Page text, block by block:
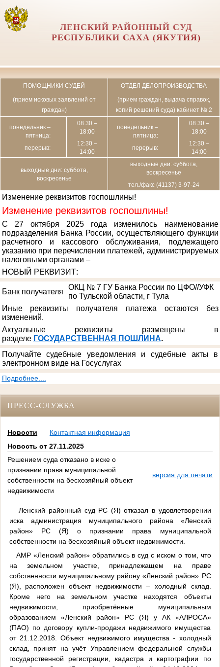
ЛЕНСКИЙ РАЙОННЫЙ СУД
РЕСПУБЛИКИ САХА (ЯКУТИЯ)
ПОМОЩНИКИ СУДЕЙ
(прием исковых заявлений от
граждан)
ОТДЕЛ ДЕЛОПРОИЗВОДСТВА
(прием граждан, выдача справок,
копий решений суда) кабинет № 2
понедельник –
пятница:
перерыв:
08:30 –
18:00
12:30 –
14:00
понедельник –
пятница:
перерыв:
08:30 –
18:00
12:30 –
14:00
выходные дни: суббота,
воскресенье
выходные дни: суббота,
воскресенье
тел./факс (41137) 3-97-24
Изменение реквизитов госпошлины!
Изменение реквизитов госпошлины!
С 27 октября 2025 года изменилось наименование
подразделения Банка России, осуществляющего функции
расчетного и кассового обслуживания, подлежащего
указанию при перечислении платежей, администрируемых
налоговыми органами –
НОВЫЙ РЕКВИЗИТ:
Банк получателя
ОКЦ № 7 ГУ Банка России по ЦФО//УФК
по Тульской области, г Тула
Иные реквизиты получателя платежа остаются без
изменений.
Актуальные реквизиты размещены в
разделе ГОСУДАРСТВЕННАЯ ПОШЛИНА.
Получайте судебные уведомления и судебные акты в
электронном виде на Госуслугах
Подробнее....
ПРЕСС-СЛУЖБА
Новости
Контактная информация
Новость от 27.11.2025
Решением суда отказано в иске о
признании права муниципальной
собственности на бесхозяйный объект
недвижимости
версия для печати
Ленский районный суд РС (Я) отказал в удовлетворении
иска администрация муниципального района «Ленский
район» РС (Я) о признании права муниципальной
собственности на бесхозяйный объект недвижимости.
АМР «Ленский район» обратились в суд с иском о том, что
на земельном участке, принадлежащем на праве
собственности муниципальному району «Ленский район» РС
(Я), расположен объект недвижимости – холодный склад.
Кроме него на земельном участке находятся объекты
недвижимости, приобретённые муниципальным
образованием «Ленский район» РС (Я) у АК «АЛРОСА»
(ПАО) по договору купли-продажи недвижимого имущества
от 21.12.2018. Объект недвижимого имущества - холодный
склад, принят на учёт Управлением федеральной службы
государственной регистрации, кадастра и картографии по